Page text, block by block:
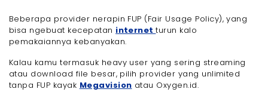
Beberapa provider nerapin FUP (Fair Usage Policy), yang
bisa ngebuat kecepatan internetturun kalo
pemakaiannya kebanyakan.
Kalau kamu termasuk heavy user yang sering streaming
atau download file besar, pilih provider yang unlimited
tanpa FUP kayak Megavision atau Oxygen.id.